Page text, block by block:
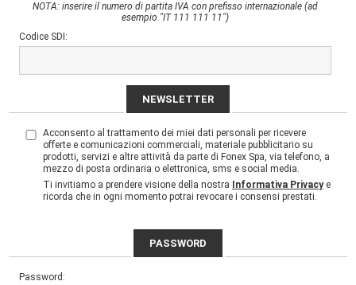
NOTA: inserire il numero di partita IVA con prefisso internazionale (ad
esempio "IT 111 111 11")
Codice SDI:
NEWSLETTER
Acconsento al trattamento dei miei dati personali per ricevere
offerte e comunicazioni commerciali, materiale pubblicitario su
prodotti, servizi e altre attività da parte di Fonex Spa, via telefono, a
mezzo di posta ordinaria o elettronica, sms e social media.
Ti invitiamo a prendere visione della nostra
Informativa Privacye
ricorda che in ogni momento potrai revocare i consensi prestati.
PASSWORD
Password: